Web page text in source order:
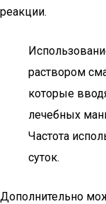
реакции.
раствором
которые
лечебных
Частота
суток.
Дополнительно